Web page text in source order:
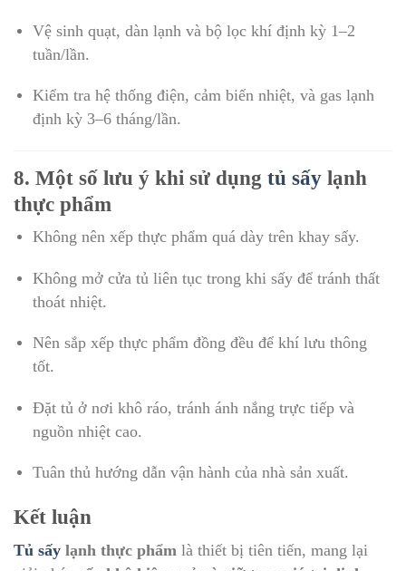
Vệ sinh quạt, dàn lạnh và bộ lọc khí định kỳ 1–2
tuần/lần.
Kiểm tra hệ thống điện, cảm biến nhiệt, và gas lạnh
định kỳ 3–6 tháng/lần.
8. Một số lưu ý khi sử dụng tủ sấy lạnh
thực phẩm
Không nên xếp thực phẩm quá dày trên khay sấy.
Không mở cửa tủ liên tục trong khi sấy để tránh thất
thoát nhiệt.
Nên sắp xếp thực phẩm đồng đều để khí lưu thông
tốt.
Đặt tủ ở nơi khô ráo, tránh ánh nắng trực tiếp và
nguồn nhiệt cao.
Tuân thủ hướng dẫn vận hành của nhà sản xuất.
Kết luận
Tủ sấy lạnh thực phẩm là thiết bị tiên tiến, mang lại